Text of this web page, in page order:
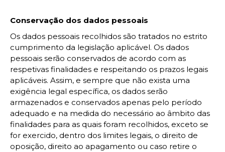
Conservação dos dados pessoais
Os dados pessoais recolhidos são tratados no estrito
cumprimento da legislação aplicável. Os dados
pessoais serão conservados de acordo com as
respetivas finalidades e respeitando os prazos legais
aplicáveis. Assim, e sempre que não exista uma
exigência legal específica, os dados serão
armazenados e conservados apenas pelo período
adequado e na medida do necessário ao âmbito das
finalidades para as quais foram recolhidos, exceto se
for exercido, dentro dos limites legais, o direito de
oposição, direito ao apagamento ou caso retire o